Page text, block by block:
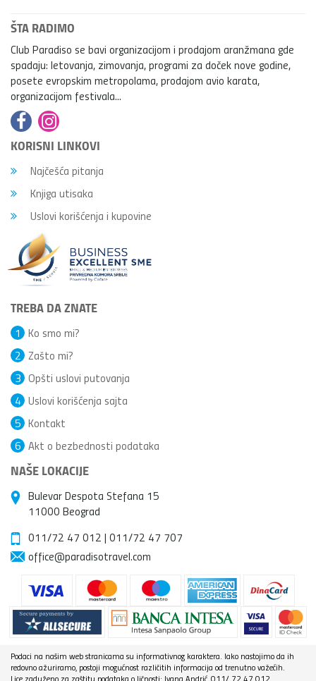
ŠTA RADIMO
Club Paradiso se bavi organizacijom i prodajom aranžmana gde
spadaju: letovanja, zimovanja, programi za doček nove godine,
posete evropskim metropolama, prodajom avio karata,
organizacijom festivala...
KORISNI LINKOVI
Najčešća pitanja
Knjiga utisaka
Uslovi korišćenja i kupovine
TREBA DA ZNATE
Ko smo mi?
1
Zašto mi?
2
Opšti uslovi putovanja
3
Uslovi korišćenja sajta
4
Kontakt
5
Akt o bezbednosti podataka
6
NAŠE LOKACIJE
Bulevar Despota Stefana 15
11000 Beograd
011/72 47 012 | 011/72 47 707
office@paradisotravel.com
Podaci na našim web stranicama su informativnog karaktera. Iako nastojimo da ih
redovno ažuriramo, postoji mogućnost različitih informacija od trenutno važećih.